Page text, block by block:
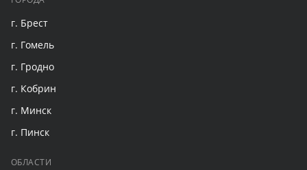
г. Брест
г. Гомель
г. Гродно
г. Кобрин
г. Минск
г. Пинск
ОБЛАСТИ